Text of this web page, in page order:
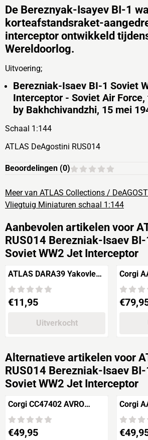
De Bereznyak-Isayev BI-1
korteafstandsraket-
interceptor ontwikkeld
Wereldoorlog.
Uitvoering;
Berezniak-Isaev BI-1 Soviet
Interceptor - Soviet Air
by Bakhchivandzhi, 15 mei
Schaal 1:144
ATLAS DeAgostini RUS014
Beoordelingen (0)
Meer van ATLAS Collections /
Vliegtuig Miniaturen schaal 1:144
Aanbevolen artikelen voor
RUS014 Berezniak-Isaev BI-
Soviet WW2 Jet Interceptor
ATLAS DARA39 Yakovlev
UT-1 Soviet Air Force
Prijs: 11,95
€11,95
Uitverkocht
Corgi
Prijs:
Alternatieve artikelen voor
RUS014 Berezniak-Isaev BI-
Soviet WW2 Jet Interceptor
Corgi CC47402 AVRO
LANCASTRIAN "BOAC"
Prijs: 49,95
€49,95
Corgi
B29
Prijs: